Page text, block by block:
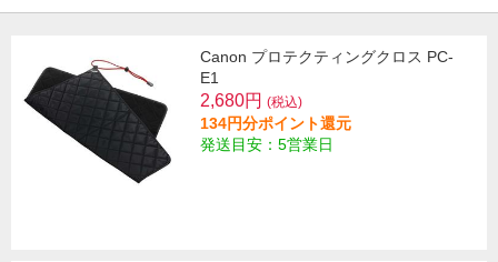
Canon プロテクティングクロス PC-
E1
2,680円 (税込)
134円分ポイント還元
発送目安：5営業日